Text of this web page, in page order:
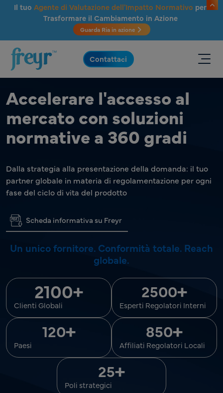
Salta al contenuto principale
Il tuo Agente di Valutazione dell'Impatto Normativo per
Trasformare il Cambiamento in Azione
Guarda Ria in azione
.
Contattaci
Accelerare l'accesso al
mercato con soluzioni
normative a 360 gradi
Dalla strategia alla presentazione della domanda: il tuo
partner globale in materia di regolamentazione per ogni
fase del ciclo di vita del prodotto
Scheda informativa su Freyr
Un unico fornitore. Conformità totale. Reach
globale.
2100+
Clienti Globali
2500+
Esperti Regolatori Interni
120+
Paesi
850+
Affiliati Regolatori Locali
25+
Poli strategici